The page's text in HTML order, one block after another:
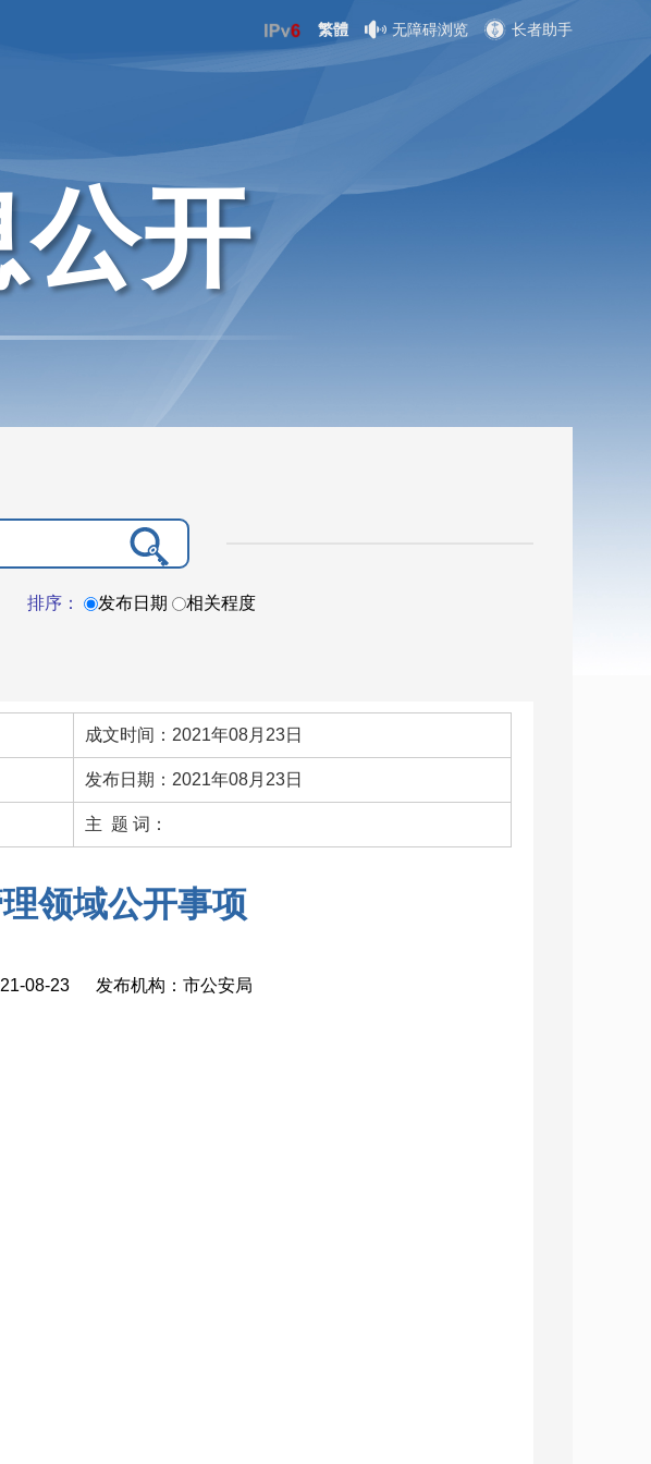
繁體 无障碍浏览 长者助手
公开
排序： 发布日期 相关程度
成文时间：2021年08月23日
发布日期：2021年08月23日
主 题 词：
领域公开事项
08-23 发布机构：市公安局